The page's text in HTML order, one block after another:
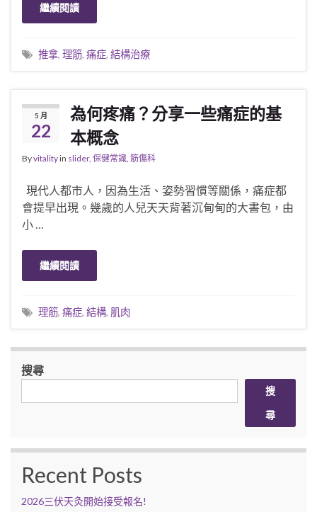
繼續閱讀
推拿, 理筋, 痛症, 結構治療
5 月
22
為何疼痛？分享一些痛症的基
本概念
Byvitalityin slider, 保健常識 筋傷科
現代人都市人，因為生活、姿勢習慣等關係，痛症都
會提早出現。幾歲的人兒天天背著沉甸甸的大書包，由
小 …
繼續閱讀
理筋, 痛症, 結構, 肌肉
搜尋
搜
尋
Recent Posts
2026三伏天灸開始接受報名!